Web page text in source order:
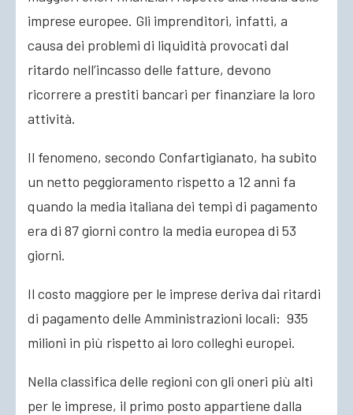
imprese europee. Gli imprenditori, infatti, a
causa dei problemi di liquidità provocati dal
ritardo nell’incasso delle fatture, devono
ricorrere a prestiti bancari per finanziare la loro
attività.
Il fenomeno, secondo Confartigianato, ha subito
un netto peggioramento rispetto a 12 anni fa
quando la media italiana dei tempi di pagamento
era di 87 giorni contro la media europea di 53
giorni.
Il costo maggiore per le imprese deriva dai ritardi
di pagamento delle Amministrazioni locali: 935
milioni in più rispetto ai loro colleghi europei.
Nella classifica delle regioni con gli oneri più alti
per le imprese, il primo posto appartiene dalla